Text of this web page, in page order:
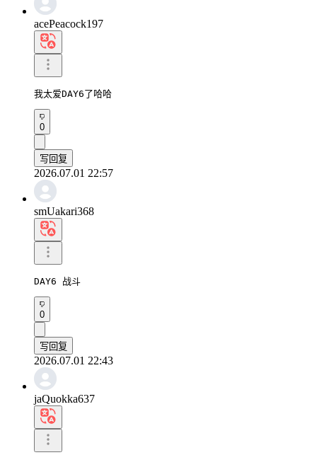
acePeacock197
我太爱DAY6了哈哈
0
写回复
2026.07.01 22:57
smUakari368
DAY6 战斗
0
写回复
2026.07.01 22:43
jaQuokka637